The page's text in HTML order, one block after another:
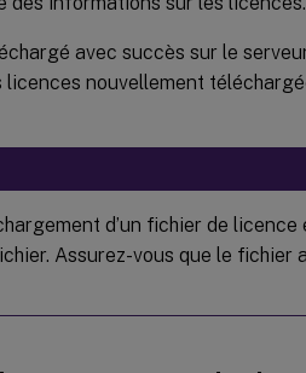
avec succès sur le
licences nouvellement
d’un fichier de licence
Assurez-vous que le fichier